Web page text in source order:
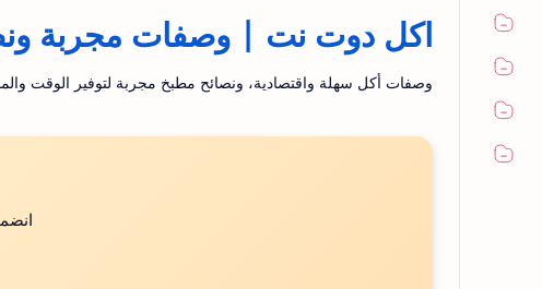
اكل دوت نت | وصفات مجربة
وصفات أكل سهلة واقتصادية، ونصائح مطبخ مجربة لتوفير الوقت